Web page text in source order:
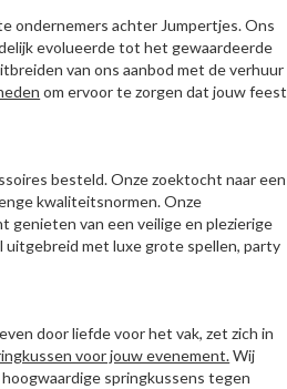
ondernemers achter Jumpertjes. Ons
evolueerde tot het gewaardeerde
van ons aanbod met de verhuur
om ervoor te zorgen dat jouw feest
besteld. Onze zoektocht naar een
kwaliteitsnormen. Onze
genieten van een veilige en plezierige
uitgebreid met luxe grote spellen, party
door liefde voor het vak, zet zich in
voor jouw evenement.Wij
springkussens tegen